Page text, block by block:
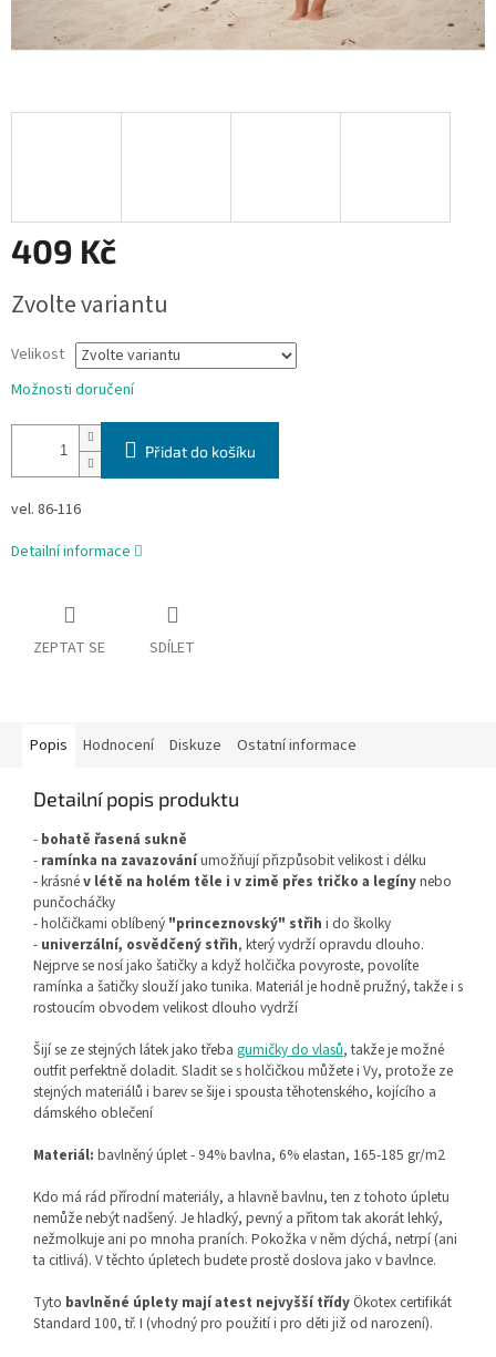
409 Kč
cena:
Zvolte variantu
Velikost
Možnosti doručení
Přidat do košíku
vel. 86-116
Detailní informace
ZEPTAT SE SDÍLET
Popis Hodnocení Diskuze Ostatní informace
Detailní popis produktu
- bohatě řasená sukně
- ramínka na zavazováníumožňují přizpůsobit velikost i délku
- krásnév létě na holém těle i v zimě přes tričko a legínynebo
punčocháčky
- holčičkami oblíbený "princeznovský" střih i do školky
- univerzální, osvědčený střih, který vydrží opravdu dlouho.
Nejprve se nosí jako šatičky a když holčička povyroste, povolíte
ramínka a šatičky slouží jako tunika. Materiál je hodně pružný, takže i s
rostoucím obvodem velikost dlouho vydrží
Šijí se ze stejných látek jako třeba gumičky do vlasů, takže je možné
outfit perfektně doladit. Sladit se s holčičkou můžete i Vy, protože ze
stejných materiálů i barev se šije i spousta těhotenského, kojícího a
dámského oblečení
Materiál: bavlněný úplet - 94% bavlna, 6% elastan, 165-185 gr/m2
Kdo má rád přírodní materiály, a hlavně bavlnu, ten z tohoto úpletu
nemůže nebýt nadšený. Je hladký, pevný a přitom tak akorát lehký,
nežmolkuje ani po mnoha praních. Pokožka v něm dýchá, netrpí (ani
ta citlivá). V těchto úpletech budete prostě doslova jako v bavlnce.
Tyto bavlněné úplety mají atest nejvyšší třídyÖkotex certifikát
Standard 100, tř. I (vhodný pro použití i pro děti již od narození).